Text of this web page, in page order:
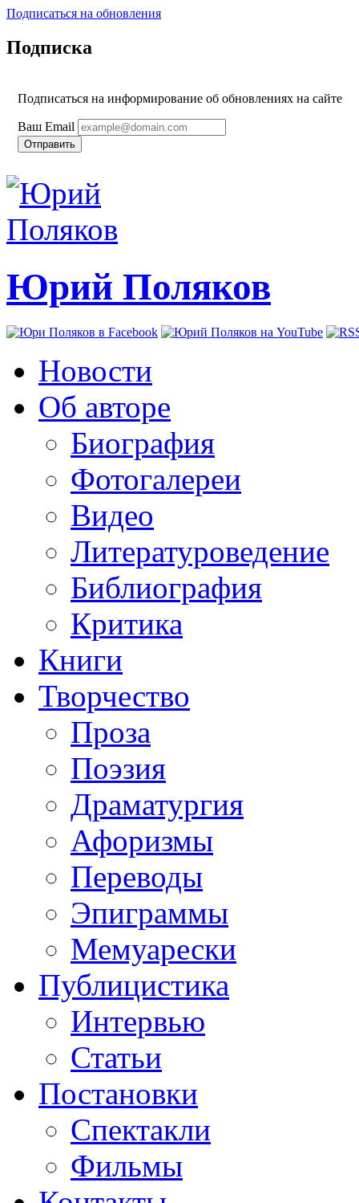
Подписаться на обновления
Подписка
Подписаться на информирование об обновлениях на сайте
Ваш Email
Юрий Поляков
Новости
Об авторе
Биография
Фотогалереи
Видео
Литературоведение
Библиография
Критика
Книги
Творчество
Проза
Поэзия
Драматургия
Афоризмы
Переводы
Эпиграммы
Мемуарески
Публицистика
Интервью
Статьи
Постановки
Спектакли
Фильмы